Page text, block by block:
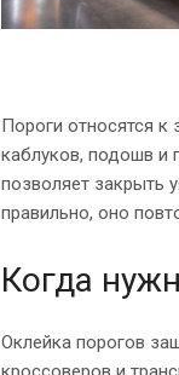
Пороги относятся к
каблуков, подошв и
позволяет закрыть
правильно, оно
Когда
Оклейка порогов